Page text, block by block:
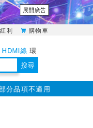
展開廣告
紅利 購物車
HDMI線 環
搜尋
不適用，滿2千折200...)